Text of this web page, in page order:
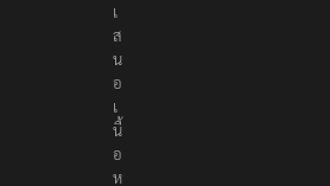
เ
ส
น
อ
เ
นื้
อ
ห